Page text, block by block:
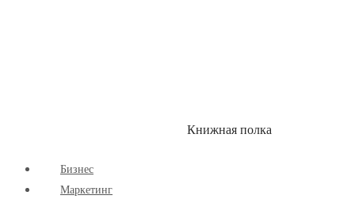
Книжная полка
Бизнес
Маркетинг